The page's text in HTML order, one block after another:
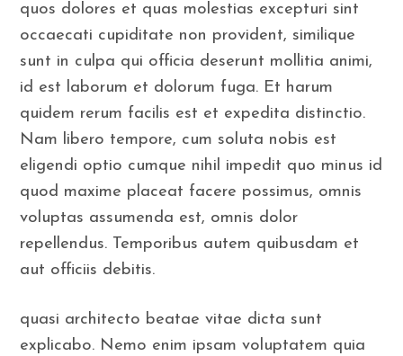
quos dolores et quas molestias excepturi sint
occaecati cupiditate non provident, similique
sunt in culpa qui officia deserunt mollitia animi,
id est laborum et dolorum fuga. Et harum
quidem rerum facilis est et expedita distinctio.
Nam libero tempore, cum soluta nobis est
eligendi optio cumque nihil impedit quo minus id
quod maxime placeat facere possimus, omnis
voluptas assumenda est, omnis dolor
repellendus. Temporibus autem quibusdam et
aut officiis debitis.
quasi architecto beatae vitae dicta sunt
explicabo. Nemo enim ipsam voluptatem quia